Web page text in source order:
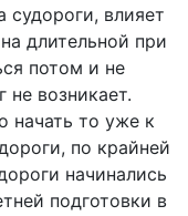
судороги, влияет
длительной при
потом и не
возникает.
начать то уже к
по крайней
начинались
подготовки в